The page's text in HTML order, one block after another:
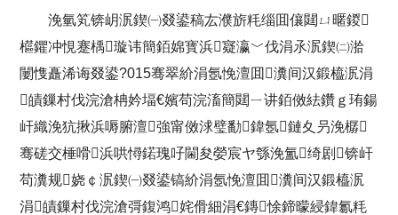
浼氫笂锛岄泦鍥㈠叕鍙稿厷濮旂粍缁囬儴閮ㄩ暱鍐
櫙鑺冲悓蹇楀璇讳簡銆婂寳浜寲瀛﹀伐涓氶泦鍥㈡湁
闄愯矗浠诲叕鍙?015骞翠紒涓氬悗澶囬瀵间汉鍛橀泦涓
皟鏁村伐浣滄柟妗堛€嬪苟浣滀簡閮ㄧ讲銆傚紶鑽ｇ珛鍚
屽織浼犺揪浜嗕腑澶強甯傚浗璧勫鍏氬鏈夊叧浼樼
骞磋交棰嗗浜哄憳鍩瑰吇閫夋嫈宸ヤ綔浼氳绮剧锛屽
苟瀵规娆￠泦鍥㈠叕鍙镐紒涓氬悗澶囬瀵间汉鍛橀泦
涓皟鏁村伐浣滄彁鍑鸿姹傦細涓€鏄悇鍗曚綅鍏氱粍